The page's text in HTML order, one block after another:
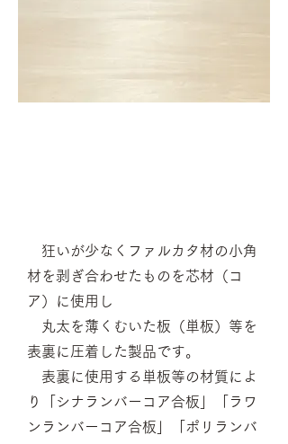
狂いが少なくファルカタ材の小角
材を剥ぎ合わせたものを芯材（コ
ア）に使用し
丸太を薄くむいた板​（単板）等を
表裏に圧着した製品​です。
表裏に使用する単板等の材質によ
り「シナランバーコア合板」「ラワ
ンランバーコア合板」
「ポリランバ